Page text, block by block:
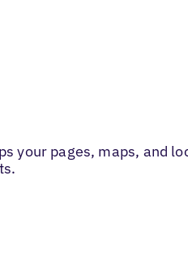
your pages, maps, and